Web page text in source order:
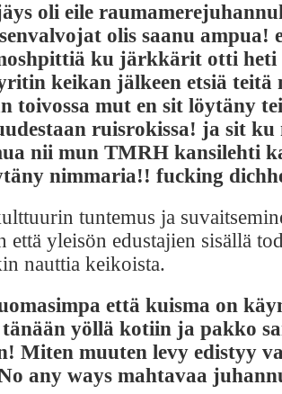
oli eile
olis saanu ampua!
ku järkkärit otti heti
keikan jälkeen etsiä teitä
toivossa mut en sit löytäny
ruisrokissa! ja sit ku
nii mun TMRH kansilehti
nimmaria!! fucking
tuntemus ja
että yleisön edustajien sisällä
nauttia keikoista.
että kuisma on
yöllä kotiin ja pakko
Miten muuten levy edistyy
any ways mahtavaa